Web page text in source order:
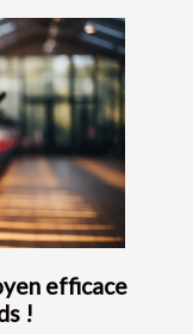
efficace
!